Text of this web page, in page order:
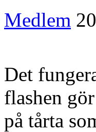
Medlem
Det
flashen
på tårta